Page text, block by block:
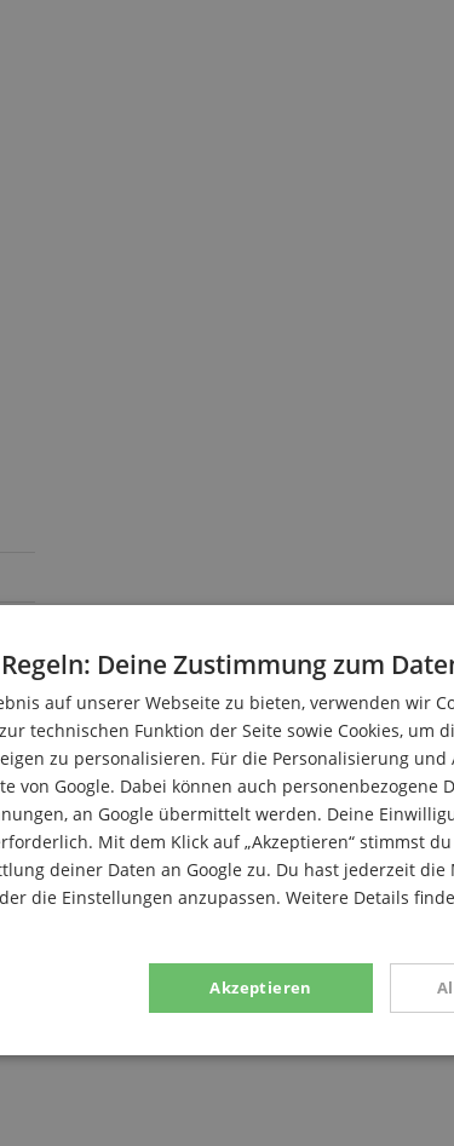
Deine Zustimmung zum
auf unserer Webseite zu bieten, verwenden wir
technischen Funktion der Seite sowie Cookies, um
zu personalisieren. Für die Personalisierung und
von Google. Dabei können auch personenbezogene
an Google übermittelt werden. Deine
Mit dem Klick auf „Akzeptieren“ stimmst
deiner Daten an Google zu. Du hast jederzeit die
die Einstellungen anzupassen. Weitere Details
Akzeptieren
Marketing